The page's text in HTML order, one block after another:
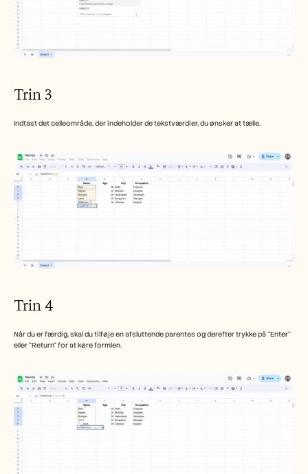
Trin 3
Indtast det celleområde, der indeholder de tekstværdier, du ønsker at tælle.
Trin 4
Når du er færdig, skal du tilføje en afsluttende parentes og derefter trykke på "Enter"
eller "Return" for at køre formlen.